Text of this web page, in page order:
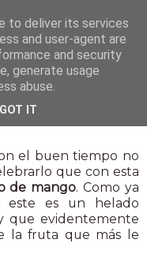
el buen tiempo no
que con esta
de mango. Como ya
este es un helado
que evidentemente
la fruta que más le
to deliver its services
and user-agent are
and security
generate usage
abuse.
GOT IT